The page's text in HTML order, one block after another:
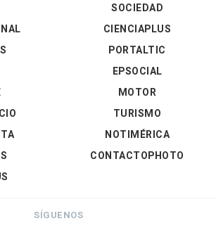
SOCIEDAD
CIENCIAPLUS
PORTALTIC
EPSOCIAL
MOTOR
TURISMO
NOTIMÉRICA
CONTACTOPHOTO
SÍGUENOS